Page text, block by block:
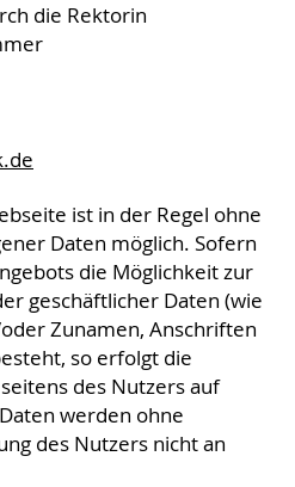
die Rektorin
.de
ist in der Regel ohne
Daten möglich. Sofern
die Möglichkeit zur
geschäftlicher Daten (wie
Zunamen, Anschriften
so erfolgt die
des Nutzers auf
werden ohne
des Nutzers nicht an